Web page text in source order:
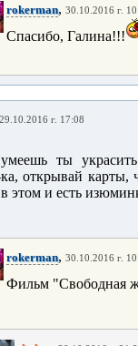
rokerman, 30.10.2016 г.
Спасибо, Галина!!!
29.10.2016 г. 17:08
ты
открывай карты,
этом и есть
rokerman, 30.10.2016 г.
Фильм "Свободная